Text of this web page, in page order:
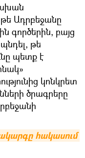
Ադրբեջանը
գործերին, բայց
թե
պետք է
կոնկրետ
ծրագրերը
հակասում